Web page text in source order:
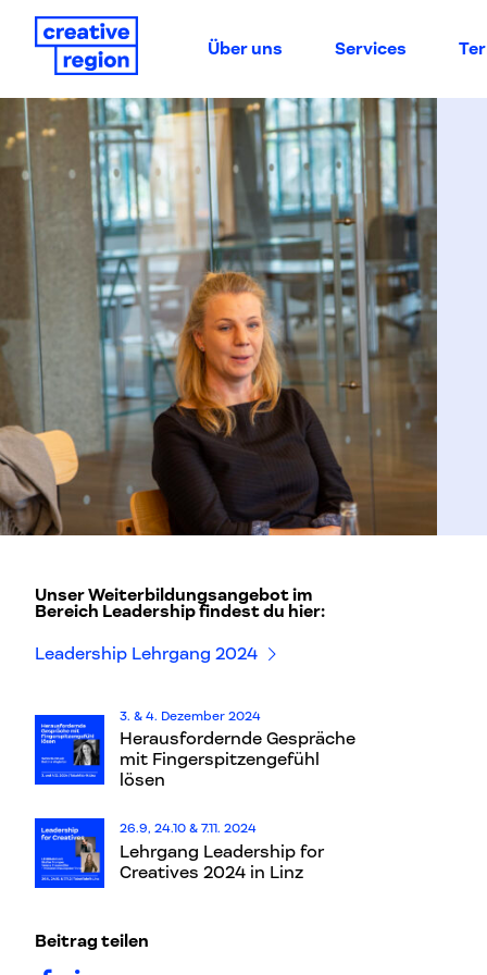
Über uns Services
Unser Weiterbildungsangebot im
Bereich Leadership findest du hier:
Leadership Lehrgang 2024
3. & 4. Dezember 2024
Herausfordernde Gespräche
mit Fingerspitzengefühl
lösen
26.9, 24.10 & 7.11. 2024
Lehrgang Leadership for
Creatives 2024 in Linz
Beitrag teilen